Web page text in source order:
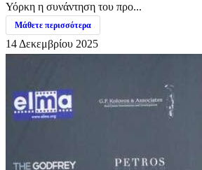
Υόρκη η συνάντηση του προ...
Μάθετε περισσότερα
14 Δεκεμβρίου 2025